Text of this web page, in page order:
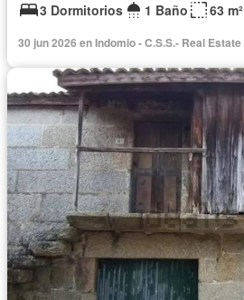
3 Dormitorios
1 Baño 63 m²
30 jun 2026 en Indomio - C.S.S.- Real Estate